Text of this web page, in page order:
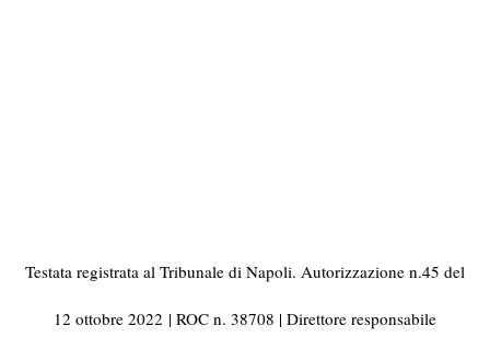
Testata registrata al Tribunale di Napoli. Autorizzazione n.45 del
12 ottobre 2022 | ROC n. 38708 | Direttore responsabile